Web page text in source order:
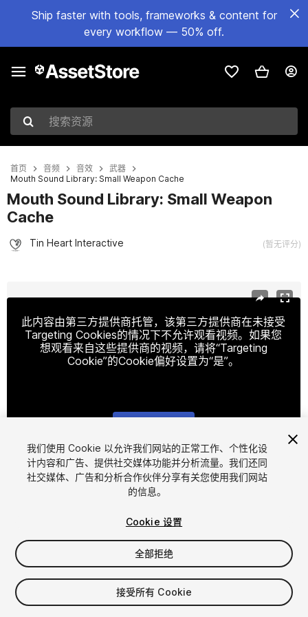
Ship faster with tools, frameworks & content for
every workflow — 50% off.
搜索资源
首页 音频 音效
武器
Mouth Sound Library: Small Weapon Cache
Mouth Sound Library: Small Weapon
Cache
Tin Heart Interactive (暂无评分)
此内容由第三方提供商托管，该第三方提供商在未接受
Targeting Cookies的情况下不允许观看视频。如果您
想观看来自这些提供商的视频，请将“Targeting
Cookie”的Cookie偏好设置为“是”。
1/3
$4.99
增值税将在结算时计算
我们使用 Cookie 以允许我们网站的正常工作、个性化设
计内容和广告、提供社交媒体功能并分析流量。我们还同
社交媒体、广告和分析合作伙伴分享有关您使用我们网站
的信息。
Cookie 设置
全部拒绝
接受所有 Cookie